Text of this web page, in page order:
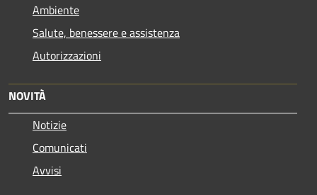
Ambiente
Salute, benessere e assistenza
Autorizzazioni
NOVITÀ
Notizie
Comunicati
Avvisi